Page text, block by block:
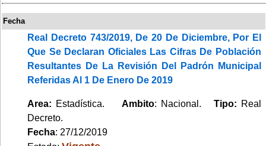
Fecha
Real Decreto 743/2019, De 20 De Diciembre, Por El
Que Se Declaran Oficiales Las Cifras De Población
Resultantes De La Revisión Del Padrón Municipal
Referidas Al 1 De Enero De 2019
Area: Estadística. Ambito: Nacional. Tipo: Real
Decreto.
Fecha: 27/12/2019